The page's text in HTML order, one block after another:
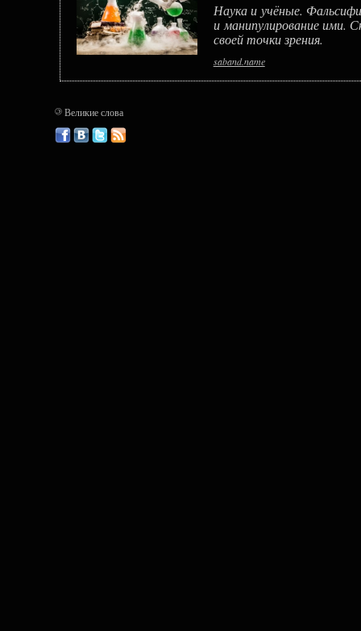
Наука и учёные.
и манипулирование ими.
своей точки зрения.
saband.name
©Великие слова